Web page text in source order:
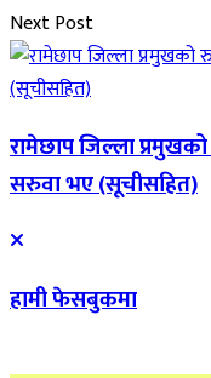
Next Post
रामेछाप जिल्ला
सरुवा भए (सूचीसहित)
हामी फेसबुकमा